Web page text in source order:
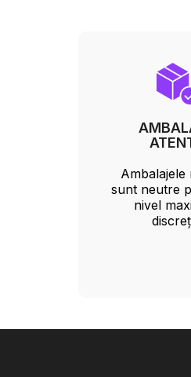
Ambalajele
sunt neutre
nivel